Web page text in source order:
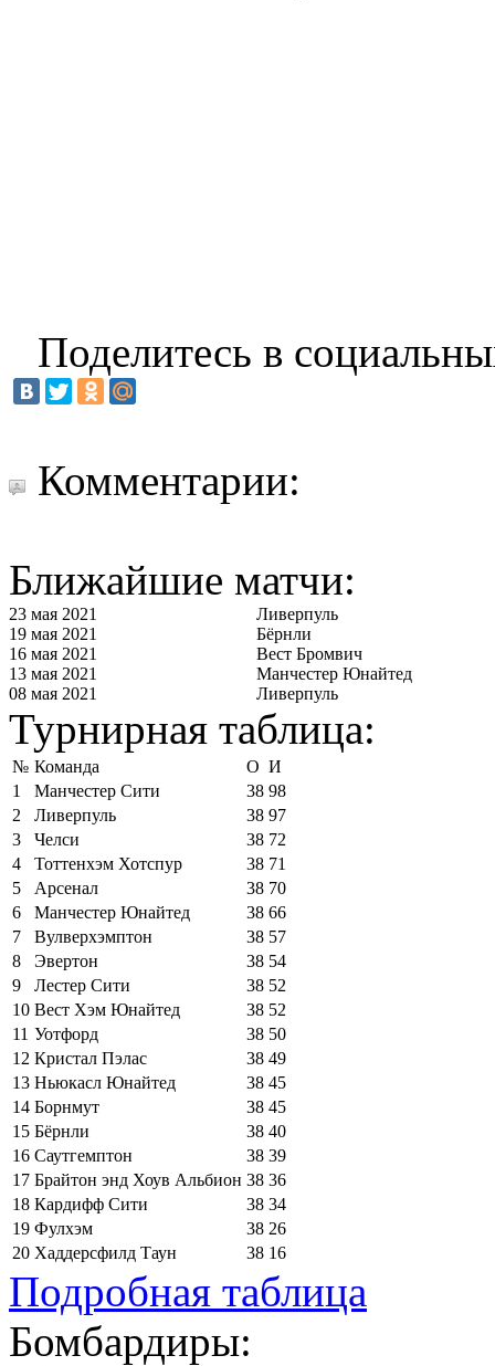
Поделитесь в
Комментарии:
Ближайшие матчи:
23 мая 2021
Ливерпуль
19 мая 2021
Бёрнли
16 мая 2021
Вест Бромвич
13 мая 2021
Манчестер Юнайтед
08 мая 2021
Ливерпуль
Турнирная таблица:
№ Команда О И
1
Манчестер Сити 38 98
2
Ливерпуль 38 97
3
Челси 38 72
4
Тоттенхэм Хотспур 38 71
5
Арсенал 38 70
6
Манчестер Юнайтед 38 66
7
Вулверхэмптон 38 57
8
Эвертон 38 54
9
Лестер Сити 38 52
10 Вест Хэм Юнайтед 38 52
11 Уотфорд 38 50
12 Кристал Пэлас 38 49
13 Ньюкасл Юнайтед 38 45
14 Борнмут 38 45
15 Бёрнли 38 40
16 Саутгемптон 38 39
17 Брайтон энд Хоув Альбион 38 36
18 Кардифф Сити 38 34
19 Фулхэм 38 26
20 Хаддерсфилд Таун 38 16
Подробная таблица
Бомбардиры: